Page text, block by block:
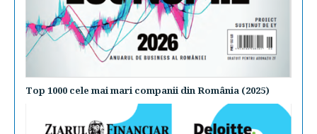
Top 1000 cele mai mari companii din România (2025)